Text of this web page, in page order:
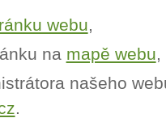
webu,
na mapě webu,
našeho
.